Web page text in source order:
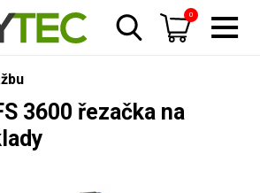
0
3600 řezačka na